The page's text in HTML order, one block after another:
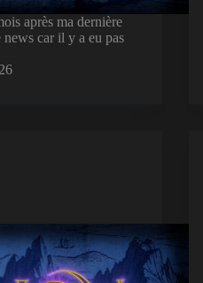
après ma dernière
car il y a eu pas